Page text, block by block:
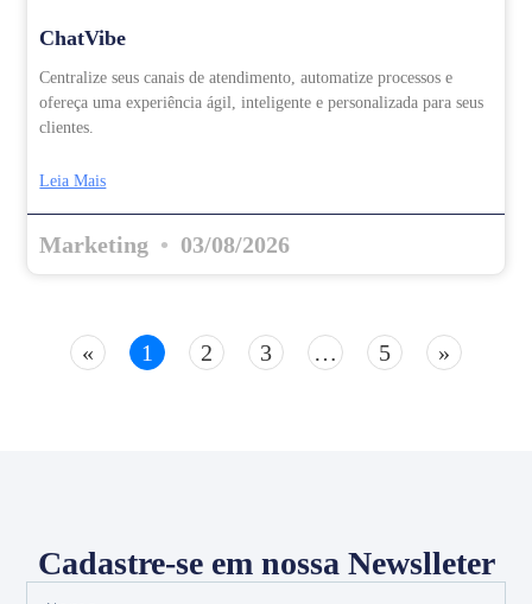
ChatVibe
Centralize seus canais de atendimento, automatize processos e
ofereça uma experiência ágil, inteligente e personalizada para seus
clientes.
Leia Mais
Marketing 03/08/2026
« 1 2 3 … 5 »
Cadastre-se em nossa Newslleter